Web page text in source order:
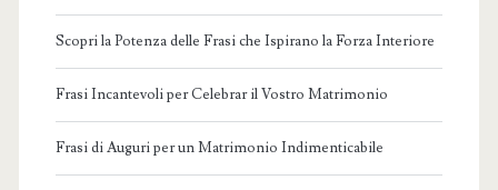
Scopri la Potenza delle Frasi che Ispirano la Forza Interiore
Frasi Incantevoli per Celebrar il Vostro Matrimonio
Frasi di Auguri per un Matrimonio Indimenticabile